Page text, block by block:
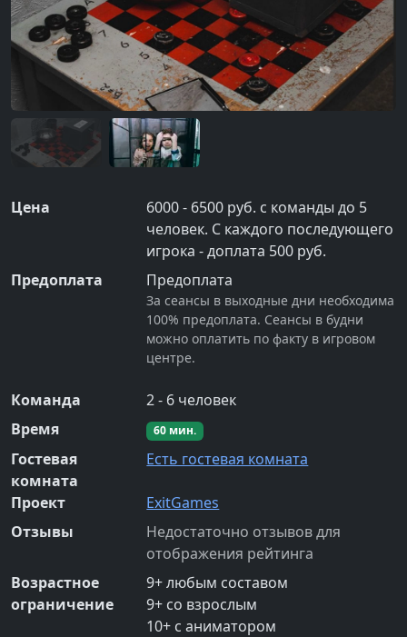
Цена
6000 - 6500 руб. с команды до 5
человек. С каждого последующего
игрока - доплата 500 руб.
Предоплата
Предоплата
За сеансы в выходные дни необходима
100% предоплата. Сеансы в будни
можно оплатить по факту в игровом
центре.
Команда 2- 6 человек
Время
60 мин.
Гостевая
комната
Есть гостевая комната
Проект
ExitGames
Отзывы
Недостаточно отзывов для
отображения рейтинга
Возрастное
ограничение
9+любым составом
9+ со взрослым
10+ с аниматором